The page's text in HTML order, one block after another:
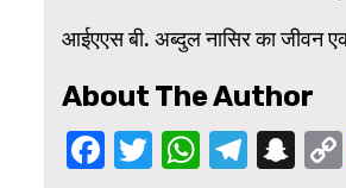
आईएएस बी. अब्दुल नासिर का जीवन
About The Author
Facebook
Twitter